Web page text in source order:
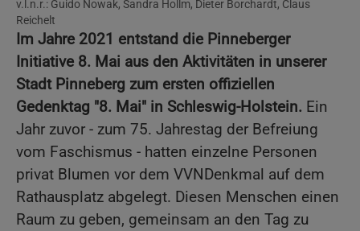
v.l.n.r.: Guido Nowak, Sandra Hollm, Dieter Borchardt, Claus
Reichelt
Im Jahre 2021 entstand die Pinneberger
Initiative 8. Mai aus den Aktivitäten in unserer
Stadt Pinneberg zum ersten offiziellen
Gedenktag "8. Mai" in Schleswig-Holstein. Ein
Jahr zuvor - zum 75. Jahrestag der Befreiung
vom Faschismus - hatten einzelne Personen
privat Blumen vor dem VVNDenkmal auf dem
Rathausplatz abgelegt. Diesen Menschen einen
Raum zu geben, gemeinsam an den Tag zu